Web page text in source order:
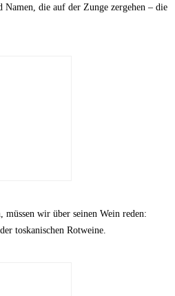
Namen, die auf der Zunge zergehen – die
wir über seinen Wein reden:
toskanischen Rotweine.